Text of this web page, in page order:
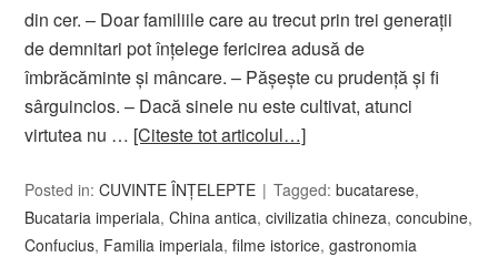
din cer. – Doar familiile care au trecut prin trei generații
de demnitari pot înțelege fericirea adusă de
îmbrăcăminte și mâncare. – Păşeşte cu prudență și fi
sârguincios. – Dacă sinele nu este cultivat, atunci
virtutea nu … [Citeste tot articolul…]
Posted in:CUVINTE ÎNȚELEPTE Tagged:bucatarese,
Bucataria imperiala,China antica,civilizatia chineza,concubine,
Confucius, Familia imperiala,filme istorice,gastronomia